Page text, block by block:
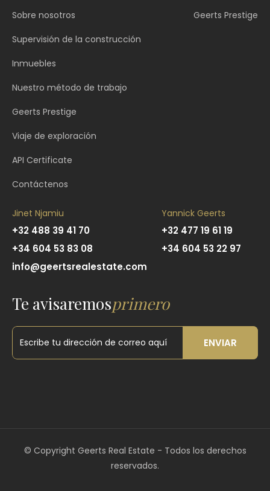
Sobre nosotros
Supervisión de la construcción
Inmuebles
Nuestro método de trabajo
Geerts Prestige
Viaje de exploración
API Certificate
Contáctenos
Geerts Prestige
Jinet Njamiu
+32 488 39 41 70
+34 604 53 83 08
info@geertsrealestate.com
Yannick Geerts
+32 477 19 61 19
+34 604 53 22 97
Te avisaremosprimero
ENVIAR
© Copyright Geerts Real Estate - Todos los derechos
reservados.